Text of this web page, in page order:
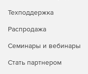
Техподдержка
Распродажа
Семинары и вебинары
Стать партнером